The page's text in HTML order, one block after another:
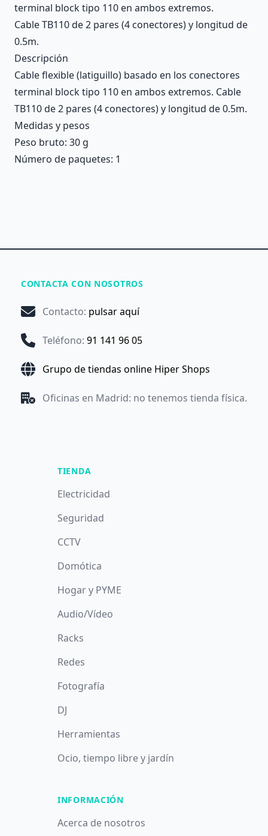
terminal block tipo 110 en ambos extremos.
Cable TB110 de 2 pares (4 conectores) y longitud de
0.5m.
Descripción
Cable flexible (latiguillo) basado en los conectores
terminal block tipo 110 en ambos extremos. Cable
TB110 de 2 pares (4 conectores) y longitud de 0.5m.
Medidas y pesos
Peso bruto: 30 g
Número de paquetes: 1
CONTACTA CON NOSOTROS
Contacto: pulsar aquí
Teléfono: 91 141 96 05
Grupo de tiendas online Hiper Shops
Oficinas en Madrid: no tenemos tienda física.
TIENDA
Electricidad
Seguridad
CCTV
Domótica
Hogar y PYME
Audio/Vídeo
Racks
Redes
Fotografía
DJ
Herramientas
Ocio, tiempo libre y jardín
INFORMACIÓN
Acerca de nosotros